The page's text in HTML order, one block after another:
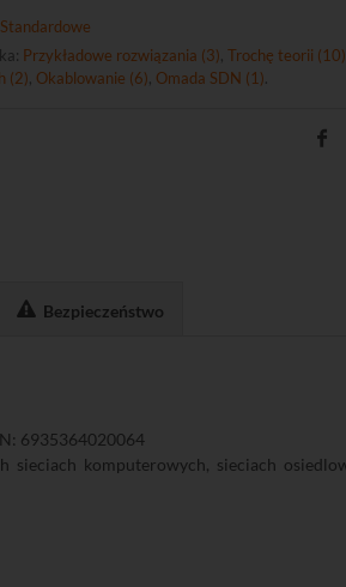
Standardowe
Przykładowe rozwiązania (3) ,Trochę teorii (10)
(2) Okablowanie (6) Omada SDN (1)
Bezpieczeństwo
6935364020064
sieciach komputerowych, sieciach